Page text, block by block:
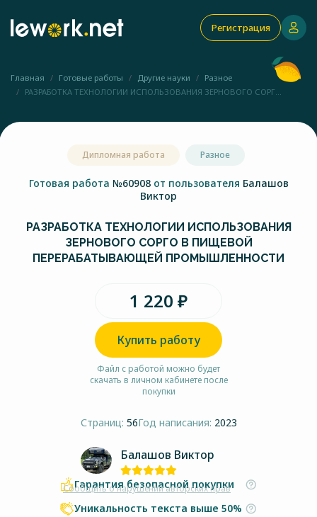
Регистрация
Главная Готовые работы Другие науки
Разное
РАЗРАБОТКА ТЕХНОЛОГИИ ИСПОЛЬЗОВАНИЯ ЗЕРНОВОГО СОРГ...
Дипломная работа Разное
Готовая работа №60908 от пользователя Балашов
Виктор
РАЗРАБОТКА ТЕХНОЛОГИИ ИСПОЛЬЗОВАНИЯ
ЗЕРНОВОГО СОРГО В ПИЩЕВОЙ
ПЕРЕРАБАТЫВАЮЩЕЙ ПРОМЫШЛЕННОСТИ
1 220 ₽
Купить работу
Файл с работой можно будет
скачать в личном кабинете после
покупки
Страниц: 56Год написания: 2023
Балашов Виктор
Сообщить о нарушении авторских прав
Гарантия безопасной покупки
Уникальность текста выше 50%